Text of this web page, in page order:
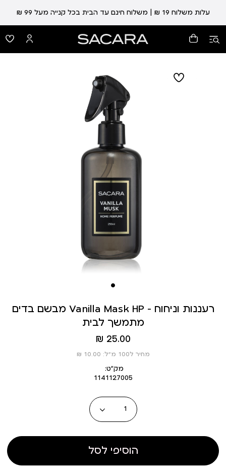
עלות משלוח 19 ₪ | משלוח חינם עד הבית בכל קנייה מעל 99 ₪
מבשם בדים Vanilla Mask HP – רעננות וניחוח
מתמשך לבית
מחיר
מוצר
25.00 ₪
מחיר ל100 מ”ל: 10.00 ₪
מק״ט:
1141127005
כמות
הוסיפי לסל